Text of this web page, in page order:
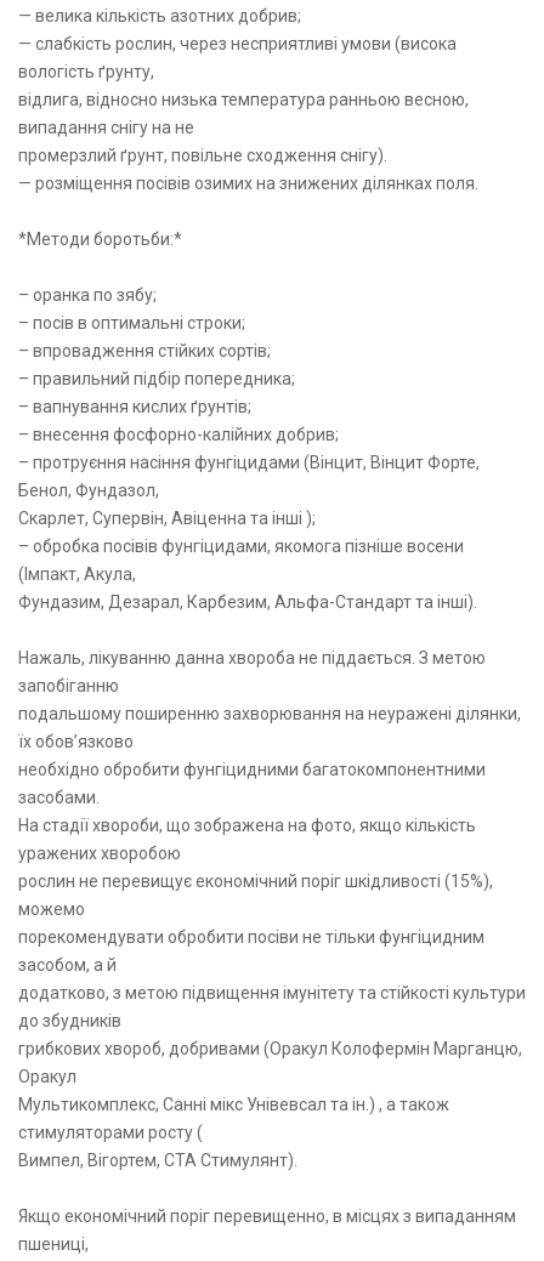
— велика кількість азотних добрив;
— слабкість рослин, через несприятливі умови (висока
вологість ґрунту,
відлига, відносно низька температура ранньою весною,
випадання снігу на не
промерзлий ґрунт, повільне сходження снігу).
— розміщення посівів озимих на знижених ділянках поля.
*Методи боротьби:*
– оранка по зябу;
– посів в оптимальні строки;
– впровадження стійких сортів;
– правильний підбір попередника;
– вапнування кислих ґрунтів;
– внесення фосфорно-калійних добрив;
– протруєння насіння фунгіцидами (Вінцит, Вінцит Форте,
Бенол, Фундазол,
Скарлет, Супервін, Авіценна та інші );
– обробка посівів фунгіцидами, якомога пізніше восени
(Імпакт, Акула,
Фундазим, Дезарал, Карбезим, Альфа-Стандарт та інші).
Нажаль, лікуванню данна хвороба не піддається. З метою
запобіганню
подальшому поширенню захворювання на неуражені ділянки,
їх обов’язково
необхідно обробити фунгіцидними багатокомпонентними
засобами.
На стадії хвороби, що зображена на фото, якщо кількість
уражених хворобою
рослин не перевищує економічний поріг шкідливості (15%),
можемо
порекомендувати обробити посіви не тільки фунгіцидним
засобом, а й
додатково, з метою підвищення імунітету та стійкості культури
до збудників
грибкових хвороб, добривами (Оракул Колофермін Марганцю,
Оракул
Мультикомплекс, Санні мікс Унівевсал та ін.) , а також
стимуляторами росту (
Вимпел, Вігортем, СТА Стимулянт).
Якщо економічний поріг перевищенно, в місцях з випаданням
пшениці,